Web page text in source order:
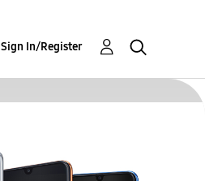
Sign In/Register